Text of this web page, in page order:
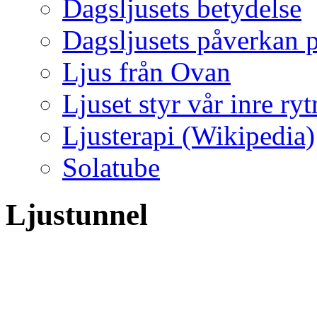
Dagsljusets betydelse
Dagsljusets påverkan
Ljus från Ovan
Ljuset styr vår inre
Ljusterapi (Wikipedia)
Solatube
Ljustunnel